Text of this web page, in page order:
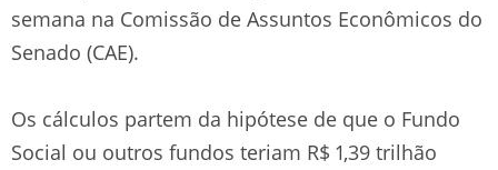
semana na Comissão de Assuntos Econômicos do
Senado (CAE).
Os cálculos partem da hipótese de que o Fundo
Social ou outros fundos teriam R$ 1,39 trilhão